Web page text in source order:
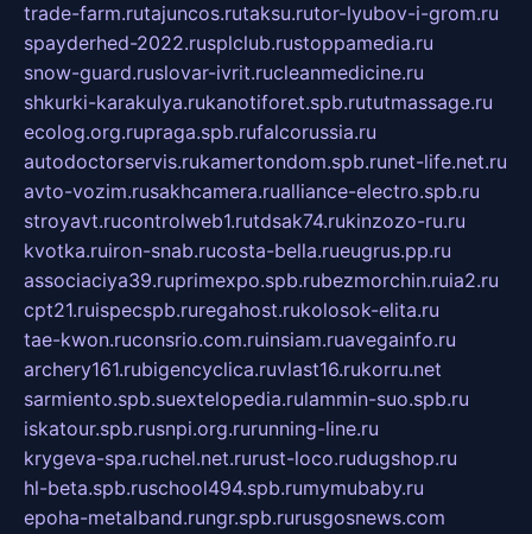
trade-farm.rutajuncos.rutaksu.rutor-lyubov-i-grom.ru
spayderhed-2022.rusplclub.rustoppamedia.ru
snow-guard.ruslovar-ivrit.rucleanmedicine.ru
shkurki-karakulya.rukanotiforet.spb.rututmassage.ru
ecolog.org.rupraga.spb.rufalcorussia.ru
autodoctorservis.rukamertondom.spb.runet-life.net.ru
avto-vozim.rusakhcamera.rualliance-electro.spb.ru
stroyavt.rucontrolweb1.rutdsak74.rukinzozo-ru.ru
kvotka.ruiron-snab.rucosta-bella.rueugrus.pp.ru
associaciya39.ruprimexpo.spb.rubezmorchin.ruia2.ru
cpt21.ruispecspb.ruregahost.rukolosok-elita.ru
tae-kwon.ruconsrio.com.ruinsiam.ruavegainfo.ru
archery161.rubigencyclica.ruvlast16.rukorru.net
sarmiento.spb.suextelopedia.rulammin-suo.spb.ru
iskatour.spb.rusnpi.org.rurunning-line.ru
krygeva-spa.ruchel.net.rurust-loco.rudugshop.ru
hl-beta.spb.ruschool494.spb.rumymubaby.ru
epoha-metalband.rungr.spb.rurusgosnews.com